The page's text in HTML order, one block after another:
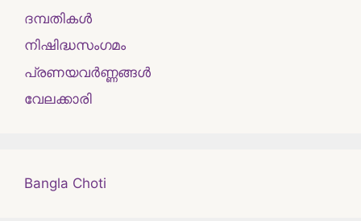
ദമ്പതികള്‍
നിഷിദ്ധസംഗമം
പ്രണയവർണ്ണങ്ങൾ
വേലക്കാരി
Bangla Choti